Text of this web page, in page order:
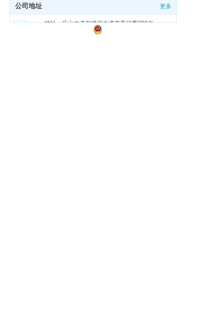
邮箱
邮箱：zmdgongjiao@sina.com
公司地址 更多
地址：乐山大道与洪河大道交叉口西200米